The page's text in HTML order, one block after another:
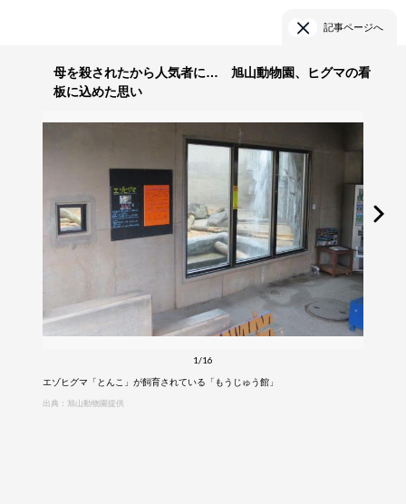
記事ページへ
母を殺されたから人気者に… 旭山動物園、ヒグマの看
板に込めた思い
1/16
エゾヒグマ「とんこ」が飼育されている「もうじゅう館」
出典：旭山動物園提供